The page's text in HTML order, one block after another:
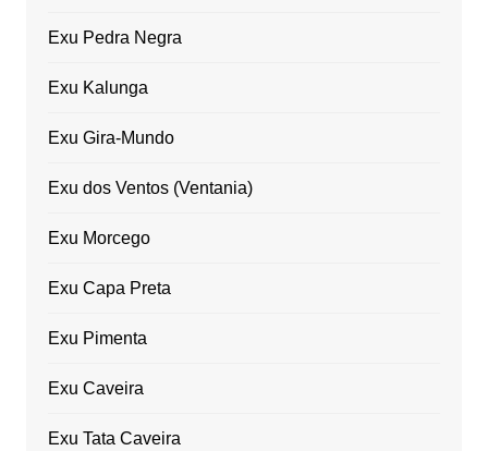
Exu Pedra Negra
Exu Kalunga
Exu Gira-Mundo
Exu dos Ventos (Ventania)
Exu Morcego
Exu Capa Preta
Exu Pimenta
Exu Caveira
Exu Tata Caveira